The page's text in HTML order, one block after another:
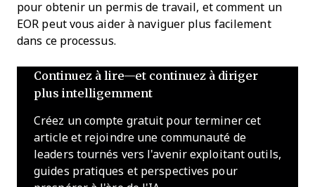
pour obtenir un permis de travail, et comment un
EOR peut vous aider à naviguer plus facilement
dans ce processus.
Continuez à lire—et continuez à diriger
plus intelligemment
Créez un compte gratuit pour terminer cet
article et rejoindre une communauté de
leaders tournés vers l'avenir exploitant outils,
guides pratiques et perspectives pour